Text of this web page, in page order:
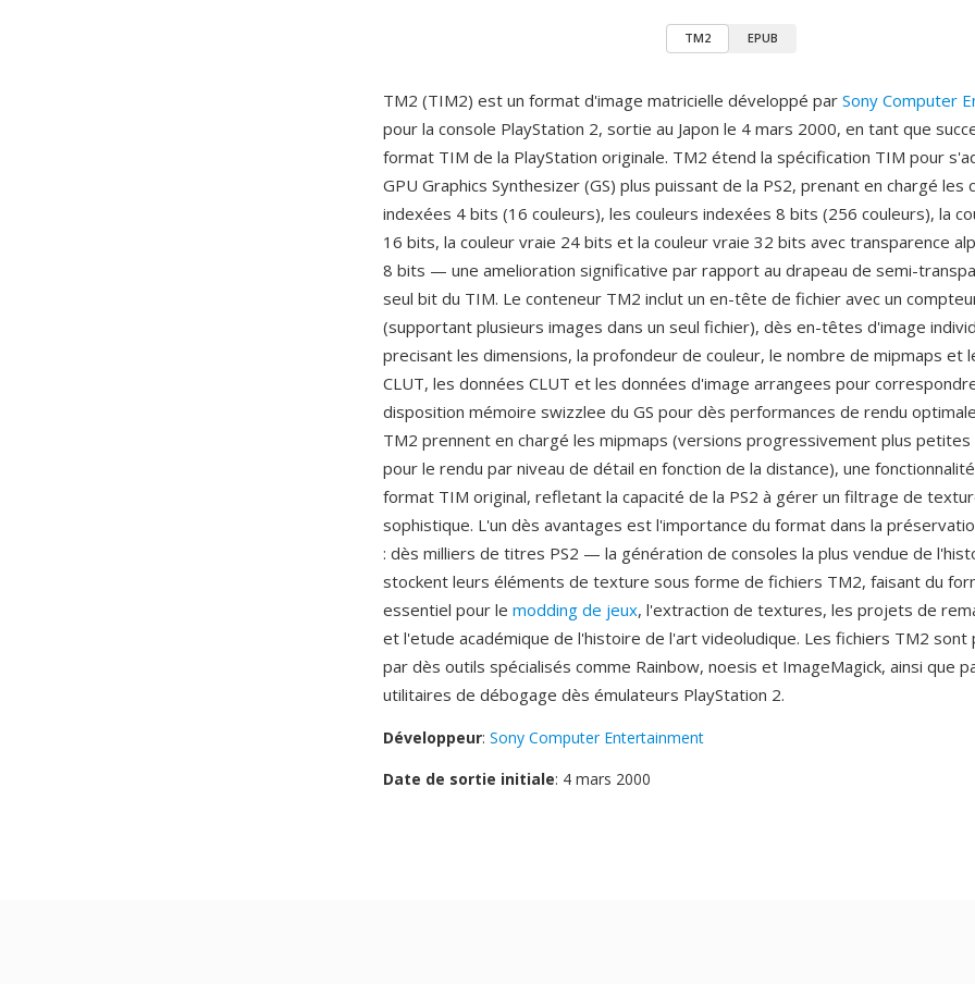
TM2 EPUB
TM2 (TIM2) est un format d'image matricielle développé par Sony Computer
pour la console PlayStation 2, sortie au Japon le 4 mars 2000, en tant que
format TIM de la PlayStation originale. TM2 étend la spécification TIM pour
GPU Graphics Synthesizer (GS) plus puissant de la PS2, prenant en chargé les
indexées 4 bits (16 couleurs), les couleurs indexées 8 bits (256 couleurs), la
16 bits, la couleur vraie 24 bits et la couleur vraie 32 bits avec transparence
8 bits — une amelioration significative par rapport au drapeau de semi-
seul bit du TIM. Le conteneur TM2 inclut un en-tête de fichier avec un
(supportant plusieurs images dans un seul fichier), dès en-têtes d'image
precisant les dimensions, la profondeur de couleur, le nombre de mipmaps et
CLUT, les données CLUT et les données d'image arrangees pour
disposition mémoire swizzlee du GS pour dès performances de rendu
TM2 prennent en chargé les mipmaps (versions progressivement plus
pour le rendu par niveau de détail en fonction de la distance), une
format TIM original, refletant la capacité de la PS2 à gérer un filtrage de
sophistique. L'un dès avantages est l'importance du format dans la
: dès milliers de titres PS2 — la génération de consoles la plus vendue de
stockent leurs éléments de texture sous forme de fichiers TM2, faisant du
essentiel pour le modding de jeux, l'extraction de textures, les projets de
et l'etude académique de l'histoire de l'art videoludique. Les fichiers TM2 sont
par dès outils spécialisés comme Rainbow, noesis et ImageMagick, ainsi que
utilitaires de débogage dès émulateurs PlayStation 2.
Développeur: Sony Computer Entertainment
Date de sortie initiale: 4 mars 2000